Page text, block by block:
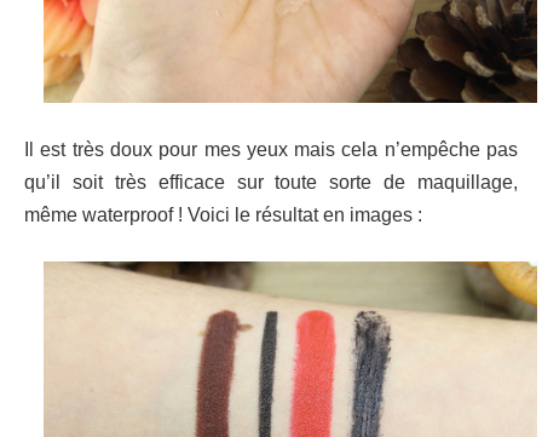
Il est très doux pour mes yeux mais cela n’empêche pas
qu’il soit très efficace sur toute sorte de maquillage,
même waterproof ! Voici le résultat en images :